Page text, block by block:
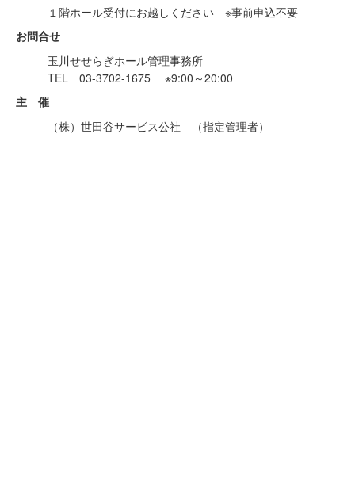
１階ホール受付にお越しください ※事前申込不要
お問合せ
玉川せせらぎホール管理事務所
TEL 03-3702-1675 ※9:00～20:00
主 催
（株）世田谷サービス公社 （指定管理者）